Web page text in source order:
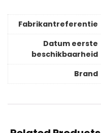
Fabrikantreferentie
Datum eerste
beschikbaarheid
Brand